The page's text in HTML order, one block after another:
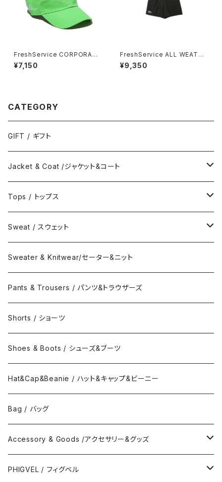
FreshService CORPORATE
CAP
¥7,150
FreshService ALL WEATHE
R SHORTS
¥9,350
CATEGORY
GIFT / ギフト
Jacket & Coat /ジャケット&コート
Jacket / ジャケット
Coat / コート
Tops / トップス
Shirts / シャツ
Collar Long Shirt / 襟付き長袖シャツ
Collar Short Shirt / 襟付き半袖シャツ
Polo Long Shirt / 長袖ポロシャツ
Polo Short Shirt / 半袖ポロシャツ
T-Shirts / Tシャツ
Long Sleeve Tee / 長袖Tシャツ
Short Sleeve Tee / 半袖Tシャツ
Sweat / スウェット
Crew Neck Sweat /クルーネックスウェット
Turtle Neck Sweat/タートルネックスウェット
Hood Sweat / フードスウェット
Sweater & Knitwear/セーター&ニット
Pants & Trousers / パンツ&トラウザーズ
Shorts / ショーツ
Shoes & Boots / シューズ&ブーツ
Hat&Cap&Beanie / ハット&キャップ&ビーニー
Bag / バッグ
Accessory & Goods /アクセサリー&グッズ
Wallet & Coincase
PHIGVEL / フィグベル